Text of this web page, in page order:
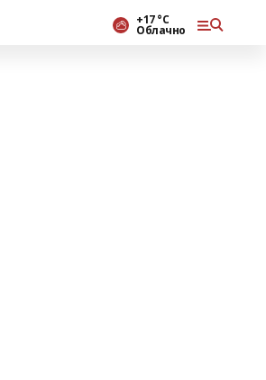
+17 °С
Облачно